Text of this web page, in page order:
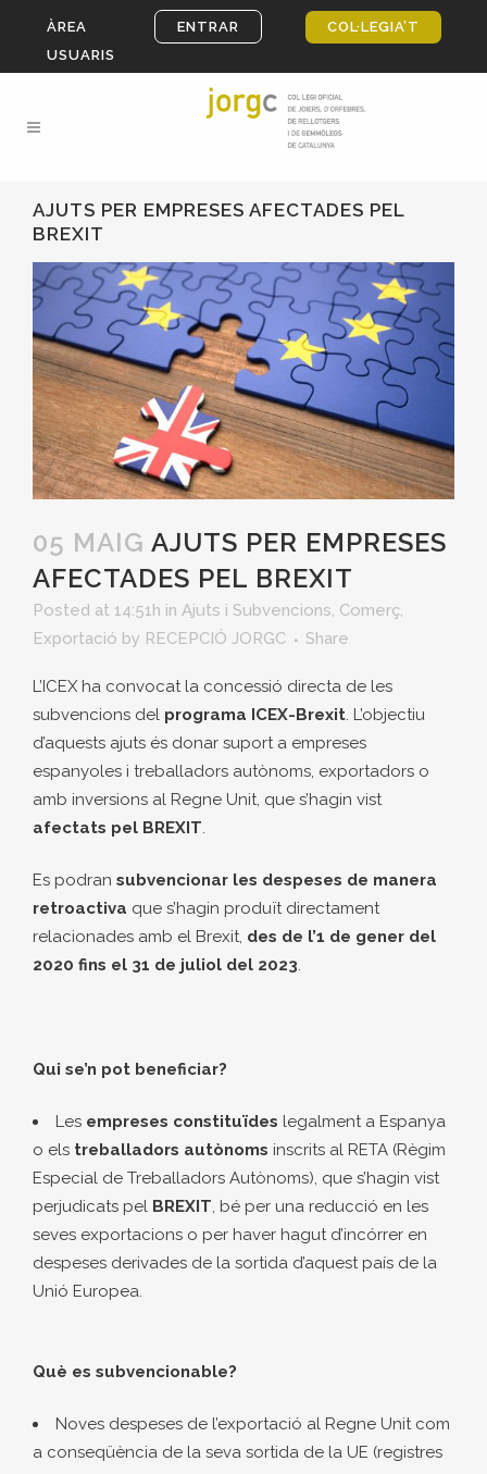
ÀREA
USUARIS
ENTRAR COL·LEGIA’T
AJUTS PER EMPRESES AFECTADES PEL
BREXIT
05 MAIG AJUTS PER EMPRESES
AFECTADES PEL BREXIT
Posted at 14:51h in Ajuts i Subvencions, Comerç,
Exportació by RECEPCIÓ JORGC Share
L’ICEX ha convocat la concessió directa de les
subvencions del programa ICEX-Brexit. L’objectiu
d’aquests ajuts és donar suport a empreses
espanyoles i treballadors autònoms, exportadors o
amb inversions al Regne Unit, que s’hagin vist
afectats pel BREXIT.
Es podran subvencionar les despeses de manera
retroactiva que s’hagin produït directament
relacionades amb el Brexit, des de l’1 de gener del
2020 fins el 31 de juliol del 2023.
Qui se’n pot beneficiar?
Les empreses constituïdes legalment a Espanya
o els treballadors autònoms inscrits al RETA (Règim
Especial de Treballadors Autònoms), que s’hagin vist
perjudicats pel BREXIT, bé per una reducció en les
seves exportacions o per haver hagut d’incórrer en
despeses derivades de la sortida d’aquest país de la
Unió Europea.
Què es subvencionable?
Noves despeses de l’exportació al Regne Unit com
a conseqüència de la seva sortida de la UE (registres